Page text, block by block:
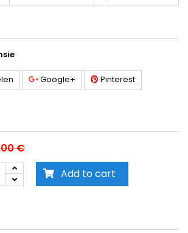
Google+ Pinterest
€
Add to cart